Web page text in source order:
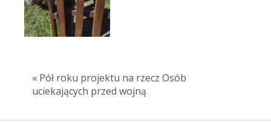
« Pół roku projektu na rzecz Osób
uciekających przed wojną